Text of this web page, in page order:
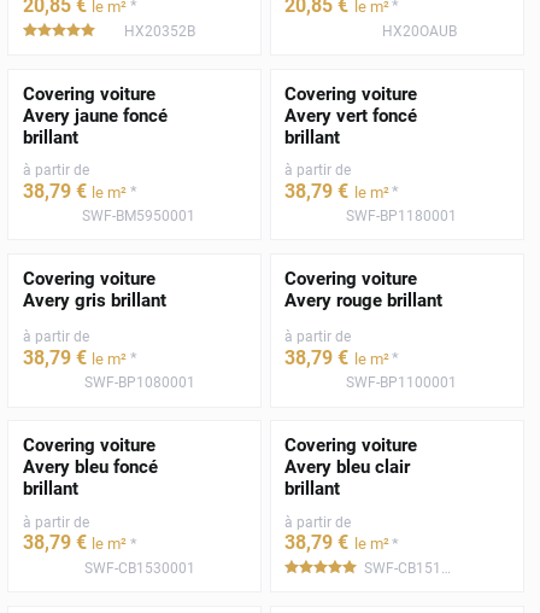
20,85 € le m² *
*****HX20352B
20,85 € le m²*
HX20OAUB
Covering voiture
Avery jaune foncé
brillant
à partir de
38,79 € le m² *
SWF-BM5950001
Covering voiture
Avery vert foncé
brillant
à partir de
38,79 € le m²*
SWF-BP1180001
Covering voiture
Avery gris brillant
à partir de
38,79 € le m² *
SWF-BP1080001
Covering voiture
Avery rouge brillant
à partir de
38,79 € le m²*
SWF-BP1100001
Covering voiture
Avery bleu foncé
brillant
à partir de
38,79 € le m² *
SWF-CB1530001
Covering voiture
Avery bleu clair
brillant
à partir de
38,79 € le m²*
*****